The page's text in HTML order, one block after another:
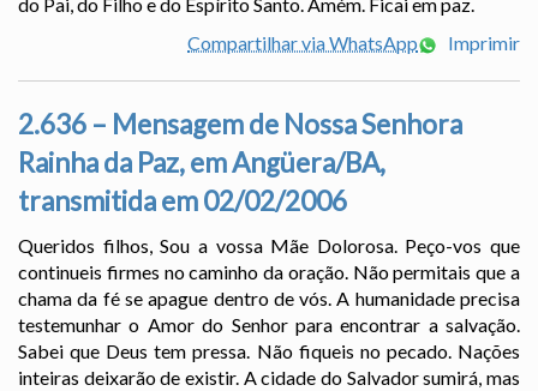
Compartilhar via WhatsApp
Imprimir
2.636 – Mensagem de Nossa Senhora
Rainha da Paz, em Angüera/BA,
transmitida em 02/02/2006
Queridos filhos, Sou a vossa Mãe Dolorosa. Peço-vos que
continueis firmes no caminho da oração. Não permitais que a
chama da fé se apague dentro de vós. A humanidade precisa
testemunhar o Amor do Senhor para encontrar a salvação.
Sabei que Deus tem pressa. Não fiqueis no pecado. Nações
inteiras deixarão de existir. A cidade do Salvador sumirá, mas